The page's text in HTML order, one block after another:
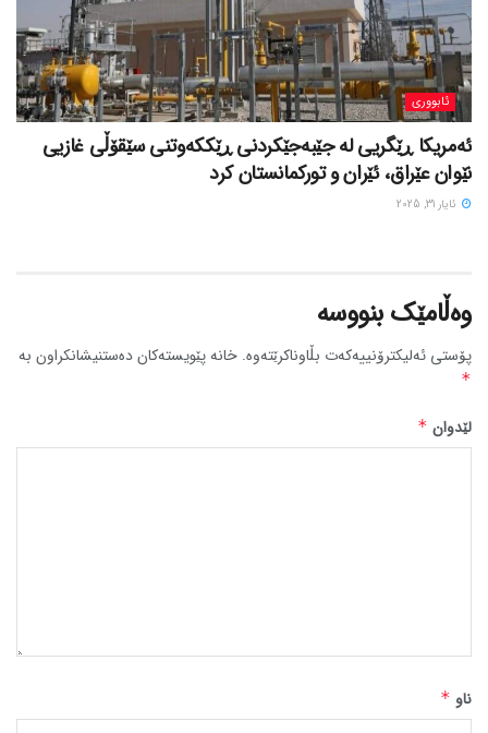
ئابووری
ئەمریکا ڕێگریی لە جێبەجێکردنی ڕێککەوتنی سێقۆڵی غازیی
نێوان عێراق، ئێران و تورکمانستان کرد
ئایار 31, 2025
وەڵامێک بنووسە
پۆستی ئەلیکترۆنییەکەت بڵاوناکرێتەوە. خانە پێویستەکان دەستنیشانکراون بە
*
لێدوان *
ناو *